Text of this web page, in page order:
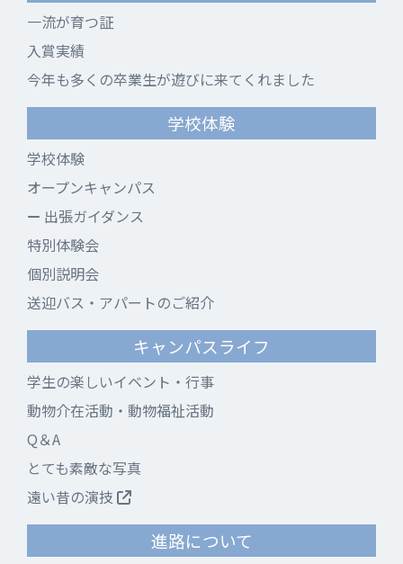
一流が育つ証
入賞実績
今年も多くの卒業生が遊びに来てくれました
学校体験
学校体験
オープンキャンパス
出張ガイダンス
特別体験会
個別説明会
送迎バス・アパートのご紹介
キャンパスライフ
学生の楽しいイベント・行事
動物介在活動・動物福祉活動
Q＆A
とても素敵な写真
遠い昔の演技
進路について